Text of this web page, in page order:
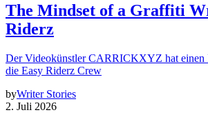
The Mindset of a Graffiti
Riderz
Der Videokünstler CARRICKXYZ hat einen
die Easy Riderz Crew
byWriter Stories
2. Juli 2026